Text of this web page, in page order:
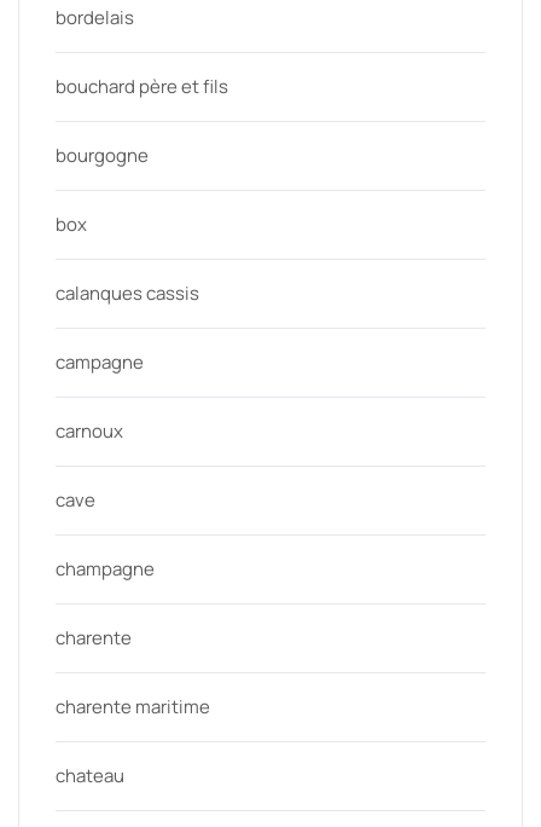
bordelais
bouchard père et fils
bourgogne
box
calanques cassis
campagne
carnoux
cave
champagne
charente
charente maritime
chateau